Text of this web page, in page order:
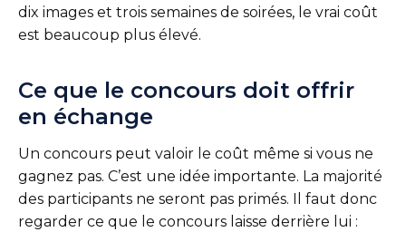
dix images et trois semaines de soirées, le vrai coût
est beaucoup plus élevé.
Ce que le concours doit offrir
en échange
Un concours peut valoir le coût même si vous ne
gagnez pas. C’est une idée importante. La majorité
des participants ne seront pas primés. Il faut donc
regarder ce que le concours laisse derrière lui :